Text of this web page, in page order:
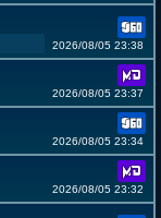
2026/08/05 23:38
2026/08/05 23:37
2026/08/05 23:34
2026/08/05 23:32